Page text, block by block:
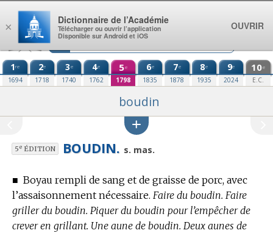
Aller au contenu
1re
1694
2e
1718
3e
1740
4e
1762
5e
1798
6e
1835
7e
1878
8e
1935
9e
2024
10e
E.C.
boudin
5eÉDITION BOUDIN. s. mas.
■ Boyau rempli de sang et de graisse de porc, avec
l’assaisonnement nécessaire. Faire du boudin. Faire
griller du boudin. Piquer du boudin pour l’empêcher de
crever en grillant. Une aune de boudin. Deux aunes de
×
Dictionnaire de l’Académie
Télécharger ou ouvrir l’application
Disponible sur Android et iOS
OUVRIR